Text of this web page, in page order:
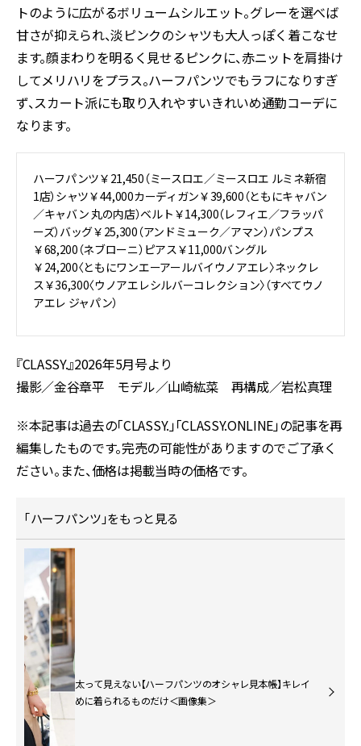
トのように広がるボリュームシルエット。グレーを選べば
甘さが抑えられ、淡ピンクのシャツも大人っぽく着こなせ
ます。顔まわりを明るく見せるピンクに、赤ニットを肩掛け
してメリハリをプラス。ハーフパンツでもラフになりすぎ
ず、スカート派にも取り入れやすいきれいめ通勤コーデに
なります。
ハーフパンツ￥21,450（ミースロエ／ミースロエ ルミネ新宿
1店）シャツ￥44,000カーディガン￥39,600（ともにキャバン
／キャバン 丸の内店）ベルト￥14,300（レフィエ／フラッパ
ーズ）バッグ￥25,300（アンドミューク／アマン）パンプス
￥68,200（ネブローニ）ピアス￥11,000バングル
￥24,200〈ともにワンエーアールバイウノアエレ〉ネックレ
ス￥36,300〈ウノアエレシルバーコレクション〉（すべてウノ
アエレ ジャパン）
『CLASSY.』2026年5月号より
撮影／金谷章平 モデル／山崎紘菜再構成／岩松真理
※本記事は過去の「CLASSY.」「CLASSY.ONLINE」の記事を再
編集したものです。完売の可能性がありますのでご了承く
ださい。また、価格は掲載当時の価格です。
「ハーフパンツ」をもっと見る
太って見えない【ハーフパンツのオシャレ見本帳】キレイ
めに着られるものだけ＜画像集＞